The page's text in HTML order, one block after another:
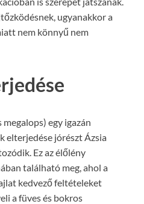
ugyanakkor a
nem könnyű nem
egy igazán
elterjedése jórészt Ázsia
Ez az élőlény
található meg, ahol a
kedvező feltételeket
a füves és bokros